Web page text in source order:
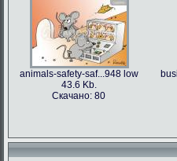
animals-safety-saf...948 low
43.6 Kb.
Скачано: 80